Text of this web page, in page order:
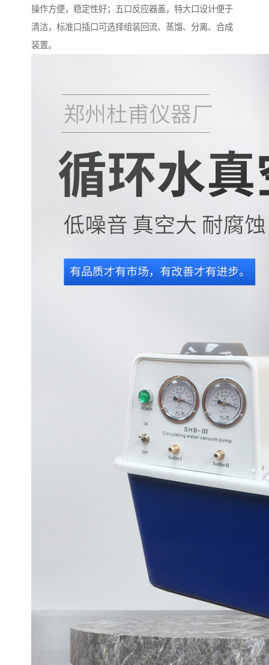
操作方便，稳定性好；五口反应器盖，特大口设计便于
清洁，标准口插口可选择组装回流、蒸馏、分离、合成
装置。